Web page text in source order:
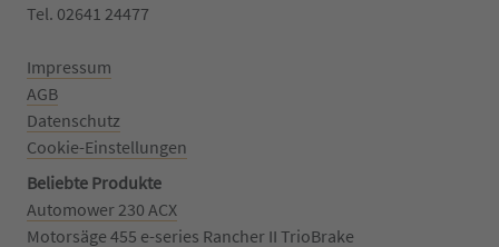
Tel. 02641 24477‬
Impressum
AGB
Datenschutz
Cookie-Einstellungen
Beliebte Produkte
Automower 230 ACX
Motorsäge 455 e-series Rancher II TrioBrake